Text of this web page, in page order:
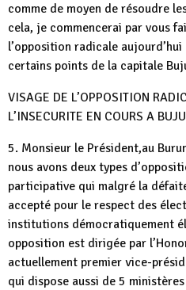
comme de moyen de résoudre
cela, je commencerai par vous
l’opposition radicale
certains points de la capitale
VISAGE DE L’OPPOSITION
L’INSECURITE EN COURS A
5. Monsieur le Président,au
nous avons deux types
participative qui malgré la
accepté pour le respect des
institutions démocratiquement
opposition est dirigée par
actuellement premier vice-
qui dispose aussi de 5